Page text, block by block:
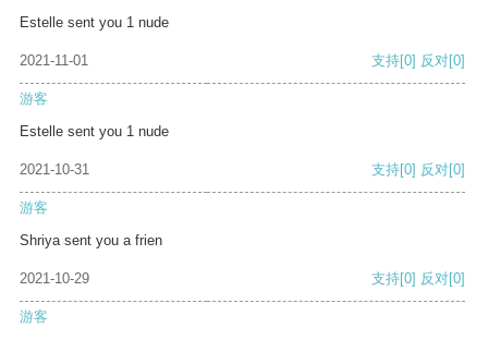
Estelle sent you 1 nude
2021-11-01 支持[0] 反对[0]
游客
Estelle sent you 1 nude
2021-10-31 支持[0] 反对[0]
游客
Shriya sent you a frien
2021-10-29 支持[0] 反对[0]
游客